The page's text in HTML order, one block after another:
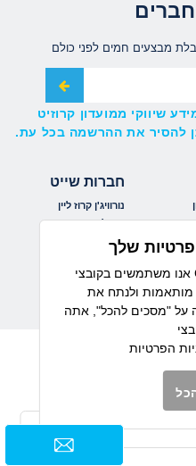
חברים
מבצעים חמים לפני כולם
שיווקי ממועדון קרוזיט
להסיר את ההרשמה בכל עת.
אינגלנד
חברות שייט
נורוויג'ן קרוז ליין
רויאל קריביאן
אושיאניה
ריג'נט
MSC
שלך
אנו משתמשים בקובצי Cookie כדי לשפר את חוויית
מותאמות ולנתח את
על "מסכים להכל", אתה
הפרטיות